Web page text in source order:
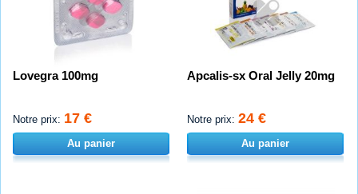
Lovegra 100mg
Notre prix: 17 €
Au panier
Apcalis-sx Oral Jelly 20mg
Notre prix: 24 €
Au panier